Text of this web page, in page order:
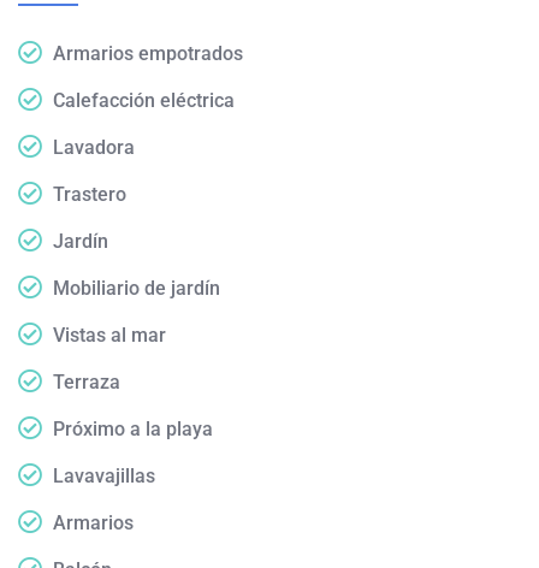
Armarios empotrados
Calefacción eléctrica
Lavadora
Trastero
Jardín
Mobiliario de jardín
Vistas al mar
Terraza
Próximo a la playa
Lavavajillas
Armarios